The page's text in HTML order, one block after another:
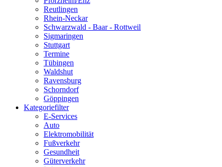
Reutlingen
Rhein-Neckar
Schwarzwald - Baar - Rottweil
Sigmaringen
Stuttgart
Termine
Tübingen
Waldshut
Ravensburg
Schorndorf
Göppingen
Kategoriefilter
E-Services
Auto
Elektromobilität
Fußverkehr
Gesundheit
Güterverkehr